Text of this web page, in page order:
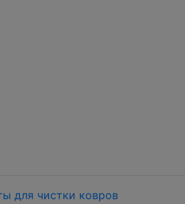
для чистки ковров